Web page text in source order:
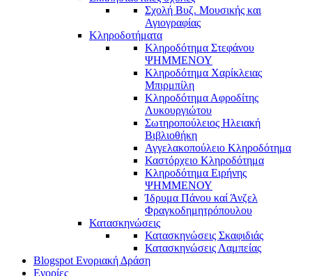
Σχολή Βυζ. Μουσικής και
Αγιογραφίας
Κληροδοτήματα
Κληροδότημα Στεφάνου
ΨΗΜΜΕΝΟΥ
Κληροδότημα Χαρίκλειας
Μπιρμπίλη
Κληροδότημα Αφροδίτης
Λυκουργιώτου
Σωτηροπούλειος Ηλειακή
Βιβλιοθήκη
Αγγελακοπούλειο Κληροδότημα
Καστόρχειο Κληροδότημα
Κληροδότημα Ειρήνης
ΨΗΜΜΕΝΟΥ
Ίδρυμα Πάνου καί Άνζελ
Φραγκοδημητρόπουλου
Κατασκηνώσεις
Κατασκηνώσεις Σκαφιδιάς
Κατασκηνώσεις Λαμπείας
Blogspot Ενοριακή Δράση
Ενορίες